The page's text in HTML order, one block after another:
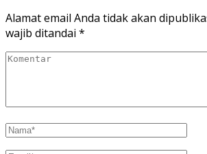
Alamat email Anda tidak akan
wajib ditandai *